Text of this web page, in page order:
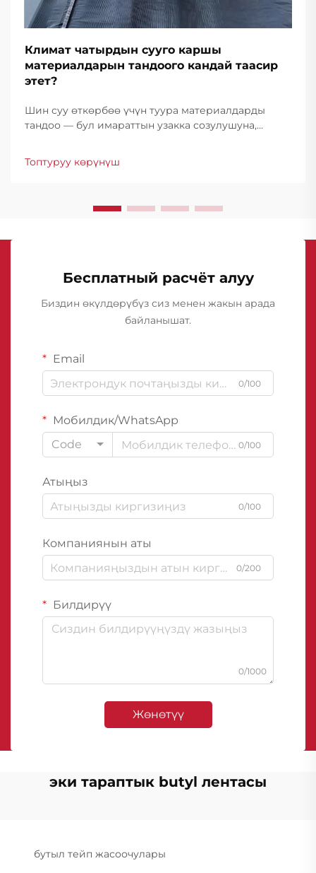
Климат чатырдын сууго каршы
материалдарын тандоого кандай таасир
этет?
Шин суу өткөрбөө үчүн туура материалдарды
тандоо — бул имараттын узакка созулушуна,
мындай чечимдин негизги аныктоочу фактору
Топтуруу көрүнүш
Бесплатный расчёт алуу
Биздин өкүлдөрүбүз сиз менен жакын арада
байланышат.
Email
0/100
Мобилдик/WhatsApp
Code
0/100
Атыңыз
0/100
Компаниянын аты
0/200
Билдирүү
0/1000
Жөнөтүү
эки тараптык butyl лентасы
бутыл тейп жасоочулары